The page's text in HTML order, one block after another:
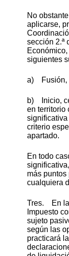
No
aplicarse,
sección 2.ª
siguientes
a) Fusión,
b) Inicio,
en territorio
significativa
criterio
apartado.
En todo
más
cualquiera
Tres. En la
Impuesto
sujeto
según las
practicará